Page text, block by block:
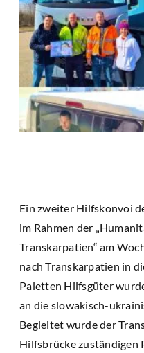
Ein zweiter Hilfskonvoi
im Rahmen der
Transkarpatien“ am
nach Transkarpatien in
Paletten Hilfsgüter
an die slowakisch-
Begleitet wurde der
Hilfsbrücke